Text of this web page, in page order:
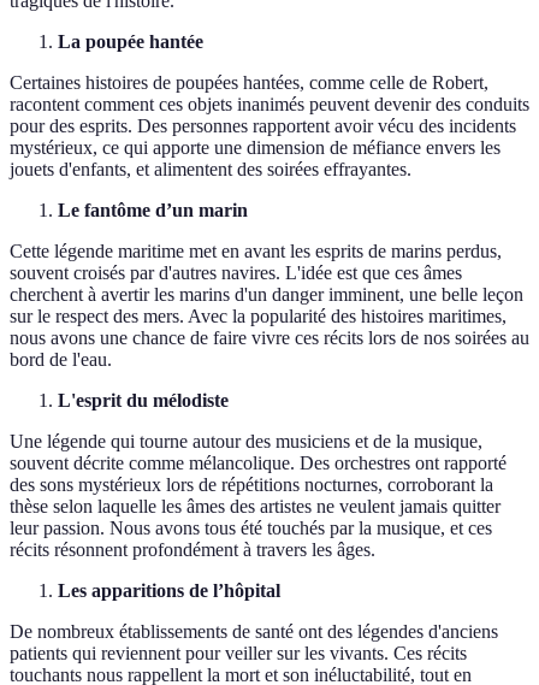
La poupée hantée
Certaines histoires de poupées hantées, comme celle de Robert,
racontent comment ces objets inanimés peuvent devenir des conduits
pour des esprits. Des personnes rapportent avoir vécu des incidents
mystérieux, ce qui apporte une dimension de méfiance envers les
jouets d'enfants, et alimentent des soirées effrayantes.
Le fantôme d’un marin
Cette légende maritime met en avant les esprits de marins perdus,
souvent croisés par d'autres navires. L'idée est que ces âmes
cherchent à avertir les marins d'un danger imminent, une belle leçon
sur le respect des mers. Avec la popularité des histoires maritimes,
nous avons une chance de faire vivre ces récits lors de nos soirées au
bord de l'eau.
L'esprit du mélodiste
Une légende qui tourne autour des musiciens et de la musique,
souvent décrite comme mélancolique. Des orchestres ont rapporté
des sons mystérieux lors de répétitions nocturnes, corroborant la
thèse selon laquelle les âmes des artistes ne veulent jamais quitter
leur passion. Nous avons tous été touchés par la musique, et ces
récits résonnent profondément à travers les âges.
Les apparitions de l’hôpital
De nombreux établissements de santé ont des légendes d'anciens
patients qui reviennent pour veiller sur les vivants. Ces récits
touchants nous rappellent la mort et son inéluctabilité, tout en